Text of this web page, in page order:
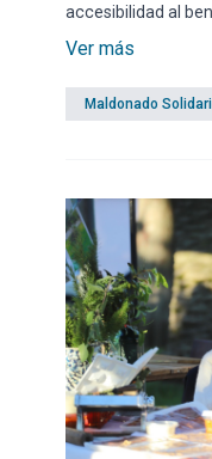
accesibilidad al
pensionistas.
Ver más
Maldonado